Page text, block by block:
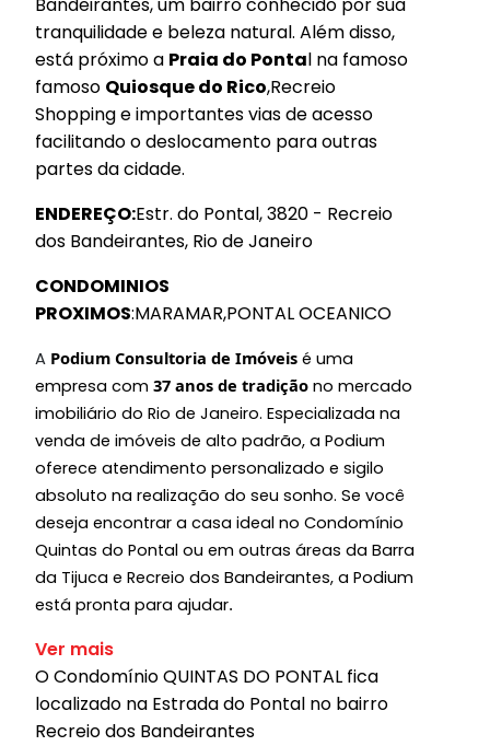
tranquilidade e beleza natural. Além disso,
está próximo a Praia do Pontal na famoso
famoso Quiosque do Rico,Recreio
Shopping e importantes vias de acesso
facilitando o deslocamento para outras
partes da cidade.
ENDEREÇO:Estr. do Pontal, 3820 - Recreio
dos Bandeirantes, Rio de Janeiro
CONDOMINIOS
PROXIMOS:MARAMAR,PONTAL OCEANICO
A Podium Consultoria de Imóveis é uma
empresa com 37 anos de tradição no mercado
imobiliário do Rio de Janeiro. Especializada na
venda de imóveis de alto padrão, a Podium
oferece atendimento personalizado e sigilo
absoluto na realização do seu sonho. Se você
deseja encontrar a casa ideal no Condomínio
Quintas do Pontal ou em outras áreas da Barra
da Tijuca e Recreio dos Bandeirantes, a Podium
está pronta para ajudar.
Ver mais
O Condomínio QUINTAS DO PONTAL fica
localizado na Estrada do Pontal no bairro
Recreio dos Bandeirantes